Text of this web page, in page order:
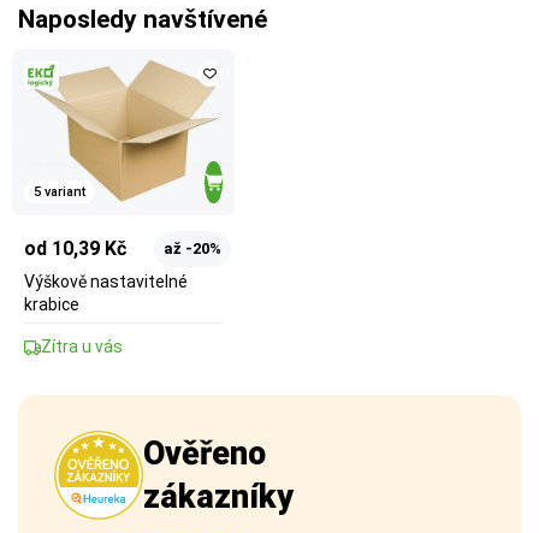
Naposledy navštívené
5 variant
od 10,39 Kč až -20%
Výškově nastavitelné
krabice
Zítra u vás
Ověřeno
zákazníky